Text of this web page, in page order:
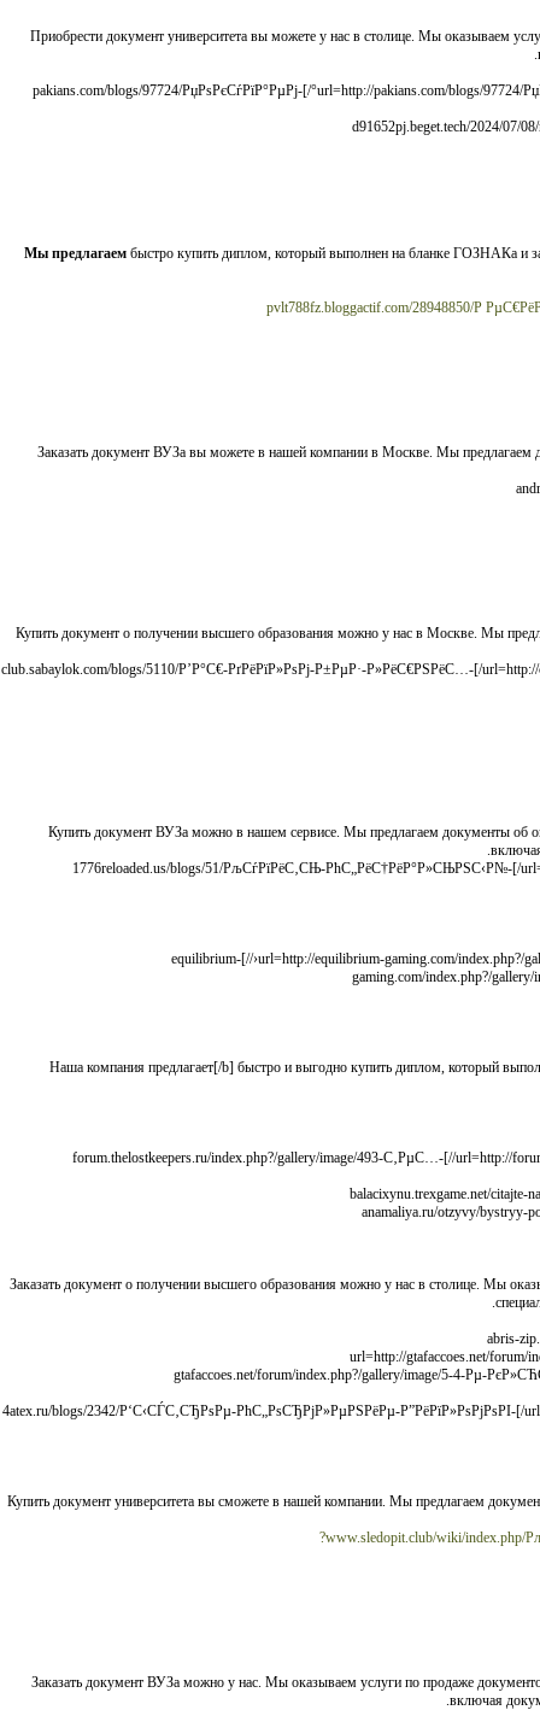
Приобрести документ университета вы можете у нас в столице. Мы оказываем
[url=http://pakians.com/blogs/97724/РџРѕРєСѓРїР°РµРј-РґРёРїР»РѕРј-РІ-РЅР°РґРµР¶РЅРѕРј-РёРЅС‚РµСЂРЅРµС‚-РјР°РіР°Р·РёРЅРµ-РЎРѕРІРµС‚С‹-СЌРєСЃРїРµСЂС‚Р°/]pakians.com/blogs/97724/РџРѕРєСѓРїР°РµРј-
Мы предлагаем быстро купить диплом, который выполнен на бланке ГОЗНАКа и
pvlt788fz.bloggactif.com/28948850/Р
Заказать документ ВУЗа вы можете в нашей компании в Москве. Мы
Купить документ о получении высшего образования можно у нас в Москве. Мы
[url=http://club.sabaylok.com/blogs/5110/Р’Р°С€-РґРёРїР»РѕРј-Р±РµР·-Р»РёС€РЅРёС…-Р·Р°Р±РѕС‚-Р±С‹СЃС‚СЂРѕ-Рё-Р±РµР·РѕРїР°СЃРЅРѕ/]club.sabaylok.com/blogs/5110/Р’Р°С€-РґРёРїР»РѕРј-Р±РµР·-Р»РёС€РЅРёС…-
Купить документ ВУЗа можно в нашем сервисе. Мы предлагаем документы об
[url=http://1776reloaded.us/blogs/51/РљСѓРїРёС‚СЊ-РћС„РёС†РёР°Р»СЊРЅС‹Р№-Р”РёРїР»РѕРј-Р‘С‹СЃС‚СЂРѕ-Рё-Р›РµРіР°Р»СЊРЅРѕ/]1776reloaded.us/blogs/51/РљСѓРїРёС‚СЊ-РћС„РёС†РёР°Р»СЊРЅС‹Р№-
[url=http://equilibrium-gaming.com/index.php?/gallery/image/9-4-РєР»СЋС‡РµРІС‹С…-РіСЂСѓРїРїС‹-РѕРЅР»Р°Р№РЅ-РјР°РіР°Р·РёРЅРѕРІ-РїСЂРѕРґР°СЋС‰РёС…-РґРёРїР»РѕРјС‹//]equilibrium-
gaming.com/index.php?/
[b]Наша компания предлагает[/b] быстро и выгодно купить диплом, который
[url=http://forum.thelostkeepers.ru/index.php?/gallery/image/493-С‚РµС…-РїРѕРґРґРµСЂР¶РєР°-Рё-faq-РїРѕРєСѓРїР°РµРј-РґРёРїР»РѕРј-РІ-СЃРµС‚Рё//]forum.thelostkeepers.ru/index.php?/gallery/image/493-С‚РµС…-
Заказать документ о получении высшего образования можно у нас в столице. Мы
[url=http://gtafaccoes.net/
[url=http://4atex.ru/blogs/2342/Р‘С‹СЃС‚СЂРѕРµ-РћС„РѕСЂРјР»РµРЅРёРµ-Р”РёРїР»РѕРјРѕРІ-РќР°РґРµР¶РЅРѕ-Рё-Р›РµРіР°Р»СЊРЅРѕ/]4atex.ru/blogs/2342/Р‘С‹СЃС‚СЂРѕРµ-РћС„РѕСЂРјР»РµРЅРёРµ-Р”РёРїР»РѕРјРѕРІ-
Купить документ университета вы сможете в нашей компании. Мы предлагаем
www.sledopit.club/wiki/index.php/
Заказать документ ВУЗа можно у нас. Мы оказываем услуги по продаже
включая